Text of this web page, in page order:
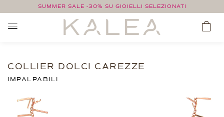
SUMMER SALE -30% SU GIOIELLI SELEZIONATI
COLLIER DOLCI CAREZZE
IMPALPABILI